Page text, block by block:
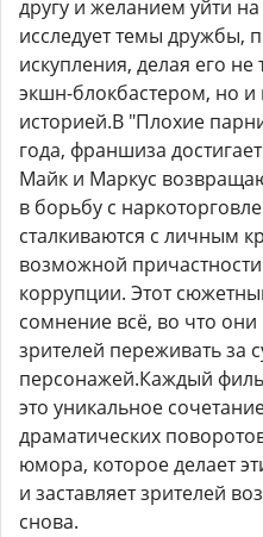
другу и желанием уйти
исследует темы дружбы,
искупления, делая его
экшн-блокбастером, но
историей.В "Плохие
года, франшиза
Майк и Маркус
в борьбу с
сталкиваются с личным
возможной причастности
коррупции. Этот
сомнение всё, во что они
зрителей переживать за
персонажей.Каждый
это уникальное
драматических
юмора, которое делает
и заставляет зрителей
снова.